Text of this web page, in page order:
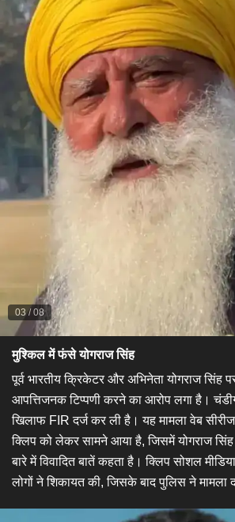
03/08
मुश्किल में फंसे योगराज सिंह
पूर्व भारतीय क्रिकेटर और अभिनेता योगराज सिंह
आपत्तिजनक टिप्पणी करने का आरोप लगा है।
खिलाफ FIR दर्ज कर ली है। यह मामला वेब
क्लिप को लेकर सामने आया है, जिसमें योगराज
बारे में विवादित बातें कहता है। क्लिप सोशल
लोगों ने शिकायत की, जिसके बाद पुलिस ने मामला